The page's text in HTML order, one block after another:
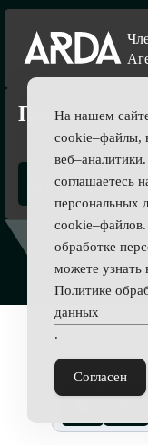
Подпишись
На нашем
cookie–файлы,
соглашаетесь
персональных
обработке
можете узнать
Политике
данных
.
Согласен